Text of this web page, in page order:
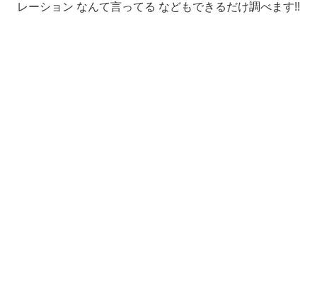
レーション なんて言ってる などもできるだけ調べます!!